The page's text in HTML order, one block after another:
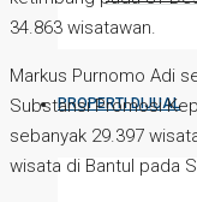
PROPERTI DIJUAL
34.863 wisatawan.
Markus Purnomo Adi
Substansi Promosi
sebanyak 29.397
wisata di Bantul pada